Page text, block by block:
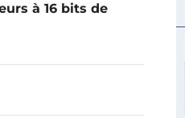
à 16 bits de